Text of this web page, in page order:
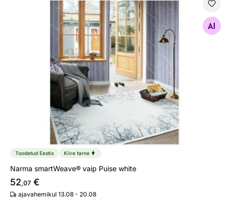
Narma smartWeave® vaip Puise white
Otsi sarnaseid
Toodetud Eestis Kiire tarne
Narma smartWeave® vaip Puise white
52,07 €
ajavahemikul 13.08 - 20.08